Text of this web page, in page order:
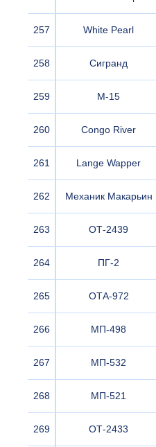
257 White Pearl
258 Сигранд
259 М-15
260 Congo River
261 Lange Wapper
262 Механик Макарьин
263 ОТ-2439
264 ПГ-2
265 ОТА-972
266 МП-498
267 МП-532
268 МП-521
269 ОТ-2433